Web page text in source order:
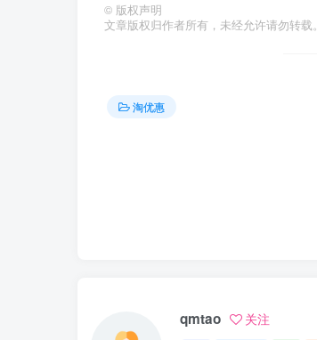
© 版权声明
文章版权归作者所有，未经允许请勿转载。
淘优惠
qmtao 关注